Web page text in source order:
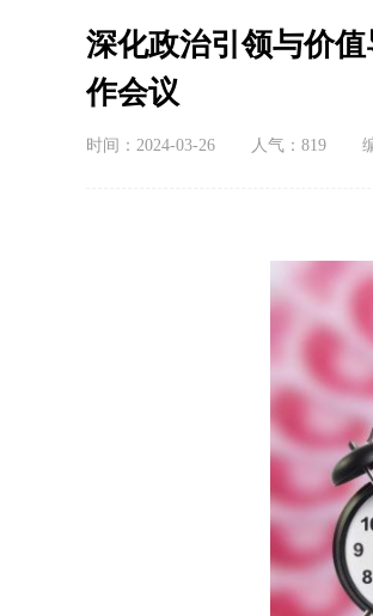
深化政治引领与价值导向 积
作会议
时间：2024-03-26 人气： 819